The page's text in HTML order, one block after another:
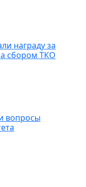
награду за
сбором ТКО
вопросы